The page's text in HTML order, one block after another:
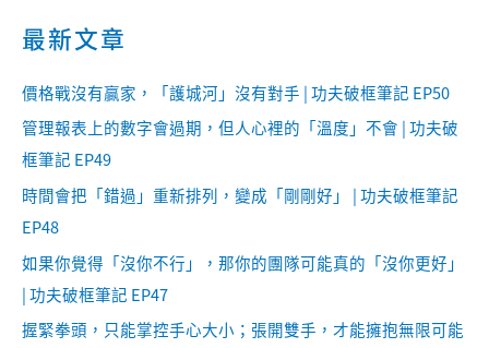
最新文章
價格戰沒有贏家，「護城河」沒有對手 | 功夫破框筆記 EP50
管理報表上的數字會過期，但人心裡的「溫度」不會 | 功夫破
框筆記 EP49
時間會把「錯過」重新排列，變成「剛剛好」 | 功夫破框筆記
EP48
如果你覺得「沒你不行」，那你的團隊可能真的「沒你更好」
| 功夫破框筆記 EP47
握緊拳頭，只能掌控手心大小；張開雙手，才能擁抱無限可能